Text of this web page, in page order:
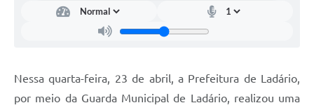
Nessa quarta-feira, 23 de abril, a Prefeitura de Ladário,
por meio da Guarda Municipal de Ladário, realizou uma